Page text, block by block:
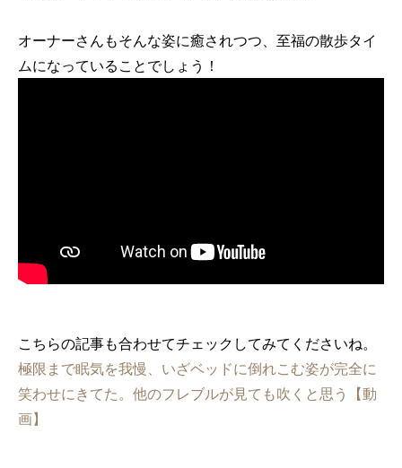
オーナーさんもそんな姿に癒されつつ、至福の散歩タイ
ムになっていることでしょう！
こちらの記事も合わせてチェックしてみてくださいね。
極限まで眠気を我慢、いざベッドに倒れこむ姿が完全に
笑わせにきてた。他のフレブルが見ても吹くと思う【動
画】